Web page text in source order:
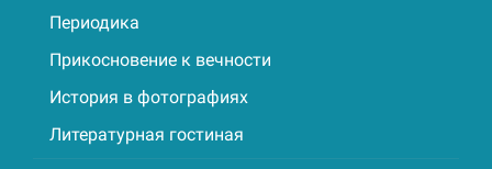
Периодика
Прикосновение к вечности
История в фотографиях
Литературная гостиная